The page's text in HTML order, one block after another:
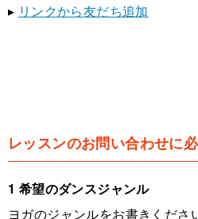
▸ リンクから友だち追加
レッスンのお問い合わせに
1 希望のダンスジャンル
ヨガのジャンルをお書きくださ